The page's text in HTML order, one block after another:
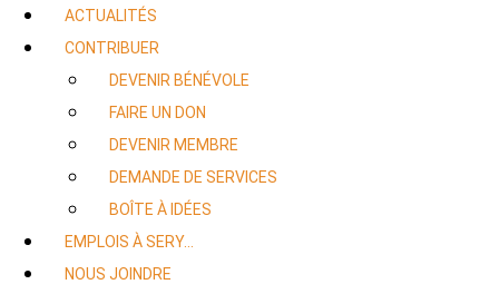
ACTUALITÉS
CONTRIBUER
DEVENIR BÉNÉVOLE
FAIRE UN DON
DEVENIR MEMBRE
DEMANDE DE SERVICES
BOÎTE À IDÉES
EMPLOIS À SERY…
NOUS JOINDRE